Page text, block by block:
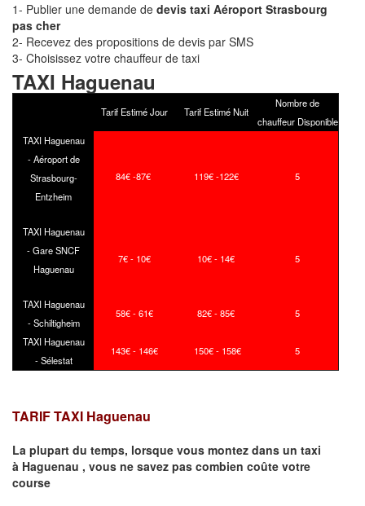
1- Publier une demande de devis taxi Aéroport Strasbourg
pas cher
2- Recevez des propositions de devis par SMS
3- Choisissez votre chauffeur de taxi
TAXI Haguenau
Tarif Estimé Jour Tarif Estimé Nuit
Nombre de
chauffeur Disponible
TAXI Haguenau
- Aéroport de
Strasbourg-
Entzheim
84€ -87€ 119€ -122€ 5
TAXI Haguenau
- Gare SNCF
Haguenau
7€ - 10€ 10€ - 14€ 5
TAXI Haguenau
- Schiltigheim
58€ - 61€ 82€ - 85€ 5
TAXI Haguenau
- Sélestat
143€ - 146€ 150€ - 158€ 5
TARIF TAXI Haguenau
La plupart du temps, lorsque vous montez dans un taxi
à Haguenau , vous ne savez pas combien coûte votre
course